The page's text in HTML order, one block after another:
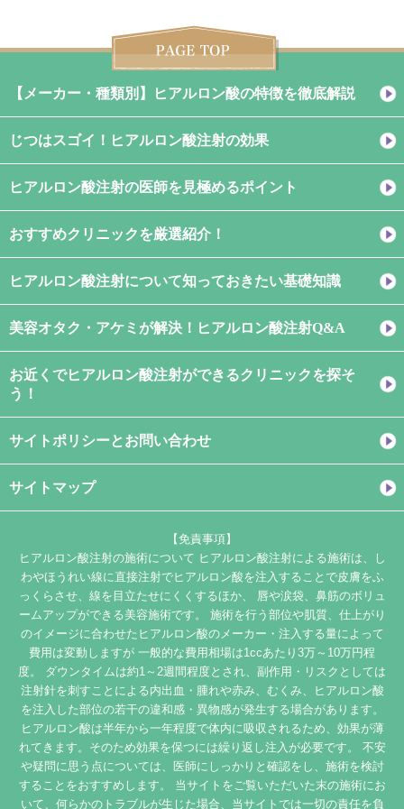
【免責事項】
ヒアルロン酸注射の施術について ヒアルロン酸注射による施術は、し
わやほうれい線に直接注射でヒアルロン酸を注入することで皮膚をふ
っくらさせ、線を目立たせにくくするほか、 唇や涙袋、鼻筋のボリュ
ームアップができる美容施術です。 施術を行う部位や肌質、仕上がり
のイメージに合わせたヒアルロン酸のメーカー・注入する量によって
費用は変動しますが 一般的な費用相場は1ccあたり3万～10万円程
度。 ダウンタイムは約1～2週間程度とされ、副作用・リスクとしては
注射針を刺すことによる内出血・腫れや赤み、むくみ、ヒアルロン酸
を注入した部位の若干の違和感・異物感が発生する場合があります。
ヒアルロン酸は半年から一年程度で体内に吸収されるため、効果が薄
れてきます。そのため効果を保つには繰り返し注入が必要です。 不安
や疑問に思う点については、医師にしっかりと確認をし、施術を検討
することをおすすめします。 当サイトをご覧いただいた末の施術にお
いて、何らかのトラブルが生じた場合、当サイトでは一切の責任を負
【メーカー・種類別】ヒアルロン酸の特徴を徹底解説
じつはスゴイ！ヒアルロン酸注射の効果
ヒアルロン酸注射の医師を見極めるポイント
おすすめクリニックを厳選紹介！
ヒアルロン酸注射について知っておきたい基礎知識
美容オタク・アケミが解決！ヒアルロン酸注射Q&A
お近くでヒアルロン酸注射ができるクリニックを探そ
う！
サイトポリシーとお問い合わせ
サイトマップ